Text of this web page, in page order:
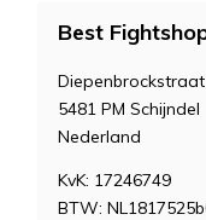
Best
5481 PM Schijndel
Nederland
KvK: 17246749
BTW: